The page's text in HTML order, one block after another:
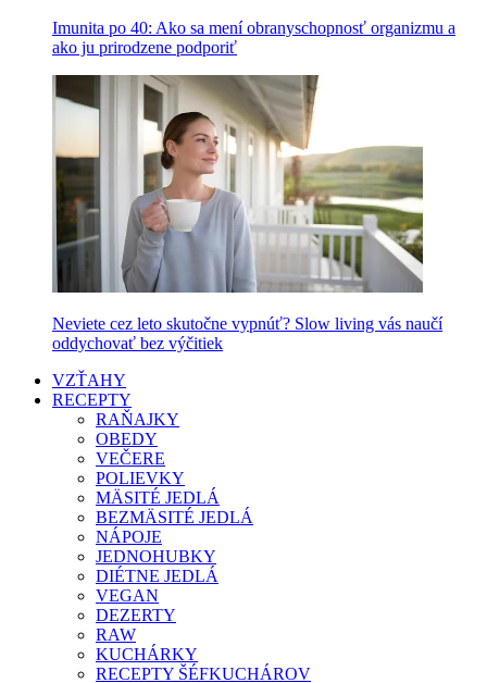
Imunita po 40: Ako sa mení obranyschopnosť organizmu a
ako ju prirodzene podporiť
Neviete cez leto skutočne vypnúť? Slow living vás naučí
oddychovať bez výčitiek
VZŤAHY
RECEPTY
RAŇAJKY
OBEDY
VEČERE
POLIEVKY
MÄSITÉ JEDLÁ
BEZMÄSITÉ JEDLÁ
NÁPOJE
JEDNOHUBKY
DIÉTNE JEDLÁ
VEGAN
DEZERTY
RAW
KUCHÁRKY
RECEPTY ŠÉFKUCHÁROV